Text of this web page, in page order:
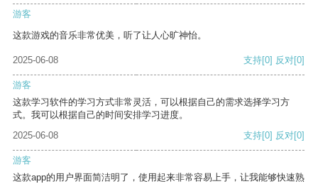
游客
这款游戏的音乐非常优美，听了让人心旷神怡。
2025-06-08 支持[0] 反对[0]
游客
这款学习软件的学习方式非常灵活，可以根据自己的需求选择学习方
式。我可以根据自己的时间安排学习进度。
2025-06-08
支持[0] 反对[0]
游客
这款app的用户界面简洁明了，使用起来非常容易上手，让我能够快速熟